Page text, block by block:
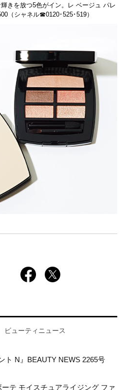
きを放つ5色がイン。レ ベージュ パレ
（シャネル☎0120･525･519）
ビューティニュース
ト N』BEAUTY NEWS 2265号
ーテ モイスチュアライジング ファ